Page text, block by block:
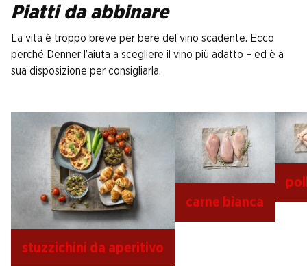
Piatti da abbinare
La vita è troppo breve per bere del vino scadente. Ecco
perché Denner l’aiuta a scegliere il vino più adatto – ed è a
sua disposizione per consigliarla.
stuzzichini da aperitivo
carne bianca